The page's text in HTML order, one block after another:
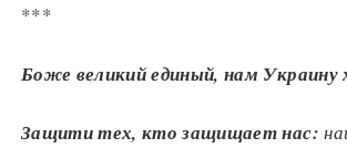
***
Боже великий единый, нам Украину
Защити тех, кто защищает нас: